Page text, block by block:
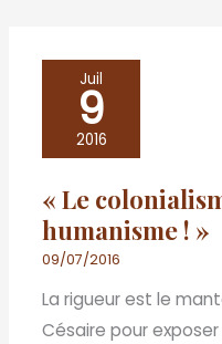
Juil
9
2016
« Le
humanisme ! »
09/07/2016
La rigueur est le
Césaire pour
colonialisme
pas
un
humanisme
!
»